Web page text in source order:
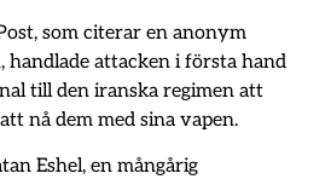
som citerar en anonym
handlade attacken i första hand
till den iranska regimen att
nå dem med sina vapen.
Eshel, en mångårig